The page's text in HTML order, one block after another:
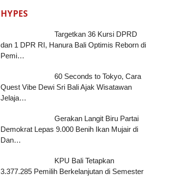
HYPES
Targetkan 36 Kursi DPRD
dan 1 DPR RI, Hanura Bali Optimis Reborn di
Pemi…
60 Seconds to Tokyo, Cara
Quest Vibe Dewi Sri Bali Ajak Wisatawan
Jelaja…
Gerakan Langit Biru Partai
Demokrat Lepas 9.000 Benih Ikan Mujair di
Dan…
KPU Bali Tetapkan
3.377.285 Pemilih Berkelanjutan di Semester